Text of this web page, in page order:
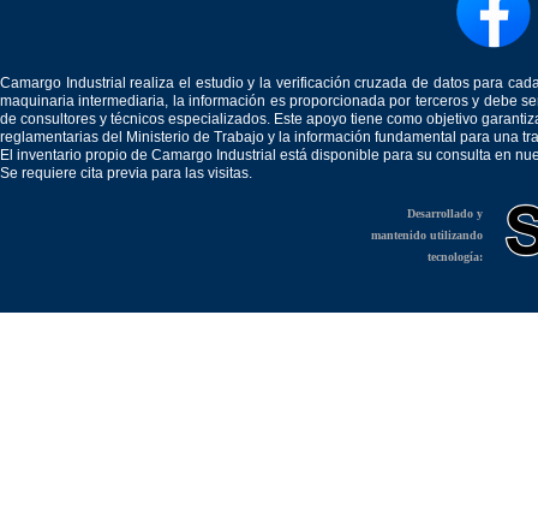
Camargo Industrial realiza el estudio y la verificación cruzada de datos para
maquinaria intermediaria, la información es proporcionada por terceros y debe
de consultores y técnicos especializados. Este apoyo tiene como objetivo
reglamentarias del Ministerio de Trabajo y la información fundamental para una
El inventario propio de Camargo Industrial está disponible para su consulta en
Se requiere cita previa para las visitas.
Desarrollado y
mantenido utilizando
tecnología: